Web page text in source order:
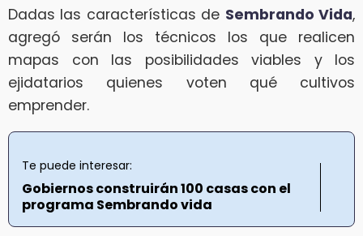
Dadas las características de Sembrando Vida,
agregó serán los técnicos los que realicen
mapas con las posibilidades viables y los
ejidatarios quienes voten qué cultivos
emprender.
Te puede interesar:
Gobiernos construirán 100 casas con el
programa Sembrando vida